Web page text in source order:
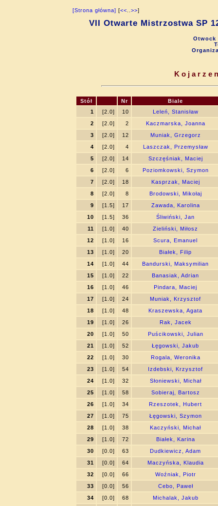
[Strona główna] [<< >>]
VII Otwarte Mistrzostwa SP
Otwock
Stół Nr
Biale
1
[2.0] 10
Leleń, Stanisław
2
[2.0] 2
Kaczmarska, Joanna
3
[2.0] 12
Muniak, Grzegorz
4
[2.0] 4
Laszczak, Przemysław
5
[2.0] 14
Szczęśniak, Maciej
6
[2.0] 6
Poziomkowski, Szymon
7
[2.0] 18
Kasprzak, Maciej
8
[2.0] 8
Brodowski, Mikołaj
9
[1.5] 17
Zawada, Karolina
10
[1.5] 36
Śliwiński, Jan
11
[1.0] 40
Zieliński, Miłosz
12
[1.0] 16
Scura, Emanuel
13
[1.0] 20
Białek, Filip
14
[1.0] 44
Bandurski, Maksymilian
15
[1.0] 22
Banasiak, Adrian
16
[1.0] 46
Pindara, Maciej
17
[1.0] 24
Muniak, Krzysztof
18
[1.0] 48
Kraszewska, Agata
19
[1.0] 26
Rak, Jacek
20
[1.0] 50
Puścikowski, Julian
21
[1.0] 52
Łęgowski, Jakub
22
[1.0] 30
Rogala, Weronika
23
[1.0] 54
Izdebski, Krzysztof
24
[1.0] 32
Słoniewski, Michał
25
[1.0] 58
Sobieraj, Bartosz
26
[1.0] 34
Rzeszotek, Hubert
27
[1.0] 75
Łęgowski, Szymon
28
[1.0] 38
Kaczyński, Michał
29
[1.0] 72
Białek, Karina
30
[0.0] 63
Dudkiewicz, Adam
31
[0.0] 64
Maczyńska, Klaudia
32
[0.0] 66
Woźniak, Piotr
33
[0.0] 56
Cebo, Paweł
34
[0.0] 68
Michalak, Jakub